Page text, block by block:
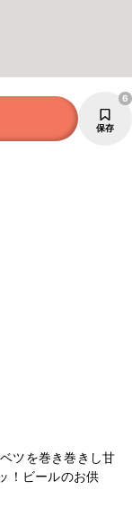
保存
6
ツを巻き巻きし甘
！ビールのお供